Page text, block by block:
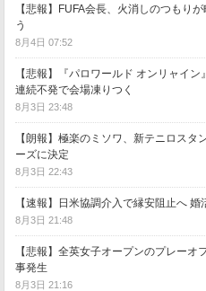
【悲報】FUFA会長、火消しのつもり
う
8月4日 07:52
【悲報】『パロワールド オンリャイ
連続不発で会場凍りつく
8月3日 23:48
【朗報】極楽のミソワ、新テニロスタ
ーズに決定
8月3日 22:43
【速報】日米協調介入で縁安阻止へ
8月3日 21:48
【悲報】全英女子オープンのプレー
事発生
8月3日 21:16